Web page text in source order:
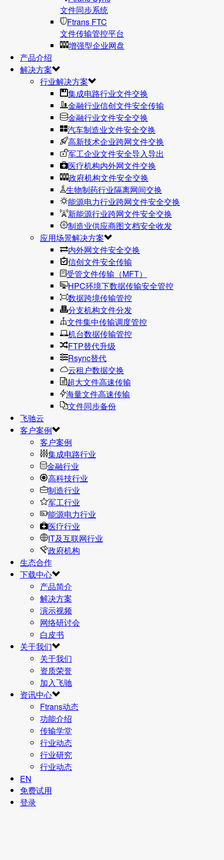
文件同步系统
Ftrans FTC
文件传输管控平台
增强型企业网盘
产品介绍
解决方案
行业解决方案
集成电路行业文件交换
金融行业信创文件安全传输
金融行业文件安全交换
汽车制造业文件安全交换
高新技术企业跨网文件交换
军工企业文件安全导入导出
医疗机构内外网文件交换
政府机构文件安全交换
生物制药行业隔离网间交换
能源电力行业跨网文件安全交换
新能源行业跨网文件安全交换
制造业供应商图文档安全收发
应用场景解决方案
内外网文件安全交换
信创文件安全传输
受管文件传输（MFT）
HPC环境下数据传输安全管控
数据跨境传输管控
分支机构文件分发
文件集中传输调度管控
机台数据传输管控
FTP替代升级
Rsync替代
云租户数据交换
超大文件高速传输
海量文件高速传输
文件同步备份
飞驰云
客户案例
客户案例
集成电路行业
金融行业
高科技行业
制造行业
军工行业
能源电力行业
医疗行业
IT及互联网行业
政府机构
生态合作
下载中心
产品简介
解决方案
演示视频
网络研讨会
白皮书
关于我们
关于我们
资质荣誉
加入飞驰
资讯中心
Ftrans动态
功能介绍
传输学堂
行业动态
行业研究
行业动态
EN
免费试用
登录